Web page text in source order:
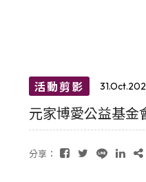
活動剪影
元家博愛公益基金
分享：